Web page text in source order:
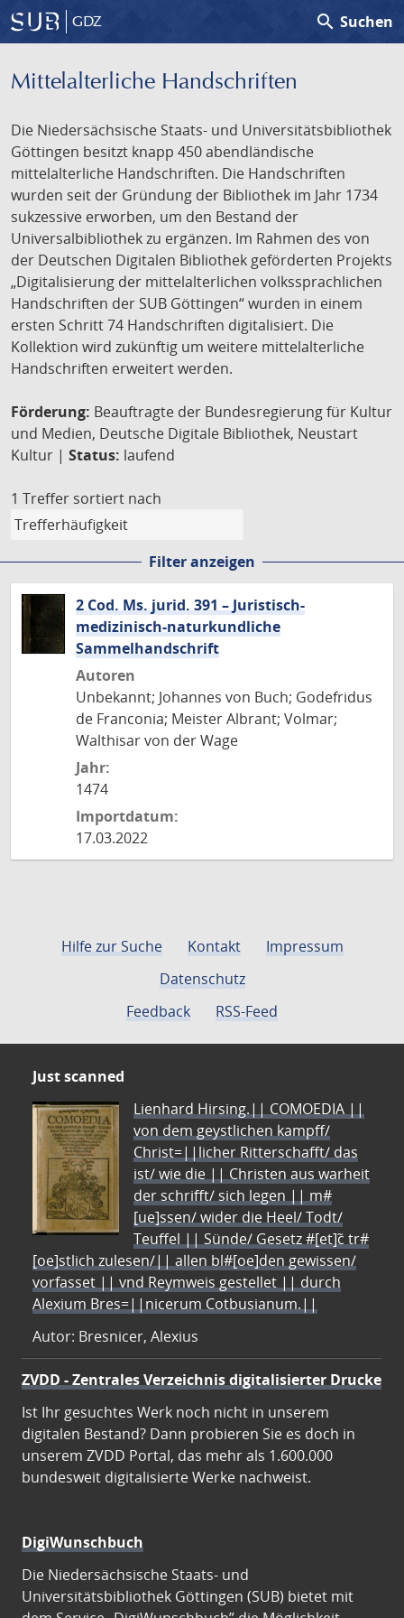
GDZ search Suchen
Mittelalterliche Handschriften
Die Niedersächsische Staats- und Universitätsbibliothek
Göttingen besitzt knapp 450 abendländische
mittelalterliche Handschriften. Die Handschriften
wurden seit der Gründung der Bibliothek im Jahr 1734
sukzessive erworben, um den Bestand der
Universalbibliothek zu ergänzen. Im Rahmen des von
der Deutschen Digitalen Bibliothek geförderten Projekts
„Digitalisierung der mittelalterlichen volkssprachlichen
Handschriften der SUB Göttingen“ wurden in einem
ersten Schritt 74 Handschriften digitalisiert. Die
Kollektion wird zukünftig um weitere mittelalterliche
Handschriften erweitert werden.
Förderung: Beauftragte der Bundesregierung für Kultur
und Medien, Deutsche Digitale Bibliothek, Neustart
Kultur | Status: laufend
1 Treffer sortiert nach
Filter anzeigen
2 Cod. Ms. jurid. 391 – Juristisch-
medizinisch-naturkundliche
Sammelhandschrift
Autoren
Unbekannt; Johannes von Buch; Godefridus
de Franconia; Meister Albrant; Volmar;
Walthisar von der Wage
Jahr:
1474
Importdatum:
17.03.2022
Hilfe zur Suche Kontakt
Impressum
Datenschutz
Feedback
RSS-Feed
Just scanned
Lienhard Hirsing.|| COMOEDIA ||
von dem geystlichen kampff/
Christ=||licher Ritterschafft/ das
ist/ wie die || Christen aus warheit
der schrifft/ sich legen || m#
[ue]ssen/ wider die Heel/ Todt/
Teuffel || Sünde/ Gesetz #[et]c̃ tr#
[oe]stlich zulesen/|| allen bl#[oe]den gewissen/
vorfasset || vnd Reymweis gestellet || durch
Alexium Bres=||nicerum Cotbusianum.||
Autor: Bresnicer, Alexius
ZVDD - Zentrales Verzeichnis digitalisierter Drucke
Ist Ihr gesuchtes Werk noch nicht in unserem
digitalen Bestand? Dann probieren Sie es doch in
unserem ZVDD Portal, das mehr als 1.600.000
bundesweit digitalisierte Werke nachweist.
DigiWunschbuch
Die Niedersächsische Staats- und
Universitätsbibliothek Göttingen (SUB) bietet mit